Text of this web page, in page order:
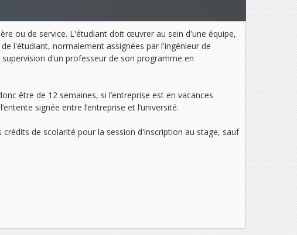
ou de service. L'étudiant doit œuvrer au sein d'une équipe,
l'étudiant, normalement assignées par l'ingénieur de
d'un professeur de son programme en
être de 12 semaines, si l’entreprise est en vacances
signée entre l’entreprise et l’université.
de scolarité pour la session d'inscription au stage, sauf